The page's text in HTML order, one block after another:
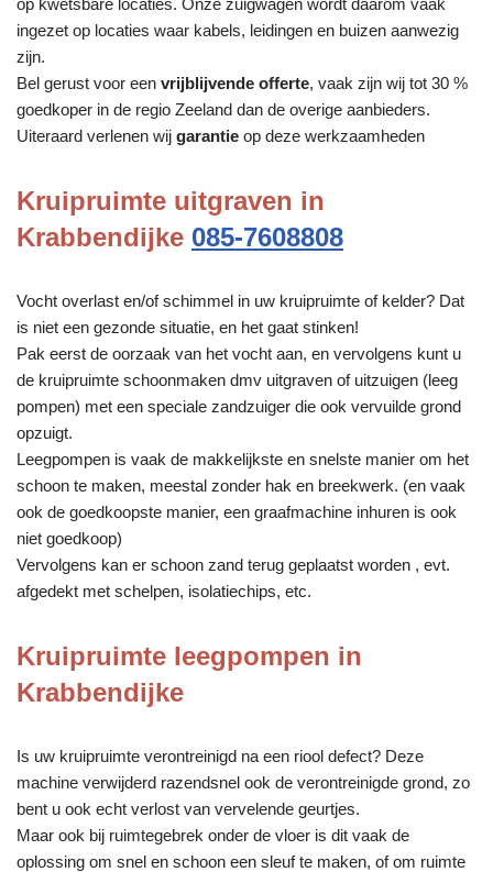
ingezet op locaties waar kabels, leidingen en buizen aanwezig
zijn.
Bel gerust voor een vrijblijvende offerte, vaak zijn wij tot 30 %
goedkoper in de regio Zeeland dan de overige aanbieders.
Uiteraard verlenen wij garantie op deze werkzaamheden
Kruipruimte uitgraven in
Krabbendijke 085-7608808
Vocht overlast en/of schimmel in uw kruipruimte of kelder? Dat
is niet een gezonde situatie, en het gaat stinken!
Pak eerst de oorzaak van het vocht aan, en vervolgens kunt u
de kruipruimte schoonmaken dmv uitgraven of uitzuigen (leeg
pompen) met een speciale zandzuiger die ook vervuilde grond
opzuigt.
Leegpompen is vaak de makkelijkste en snelste manier om het
schoon te maken, meestal zonder hak en breekwerk. (en vaak
ook de goedkoopste manier, een graafmachine inhuren is ook
niet goedkoop)
Vervolgens kan er schoon zand terug geplaatst worden , evt.
afgedekt met schelpen, isolatiechips, etc.
Kruipruimte leegpompen in
Krabbendijke
Is uw kruipruimte verontreinigd na een riool defect? Deze
machine verwijderd razendsnel ook de verontreinigde grond, zo
bent u ook echt verlost van vervelende geurtjes.
Maar ook bij ruimtegebrek onder de vloer is dit vaak de
oplossing om snel en schoon een sleuf te maken, of om ruimte